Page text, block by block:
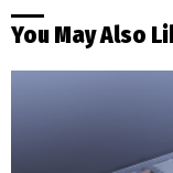
You May Also